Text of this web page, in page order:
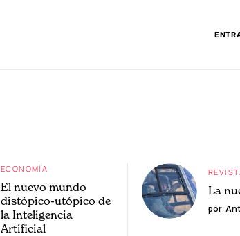
ECONOMÍA
El nuevo mundo
distópico-utópico de
la Inteligencia
Artificial
La
por